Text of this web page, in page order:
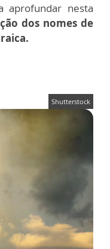
aprofundar nesta
dos nomes de
Shutterstock